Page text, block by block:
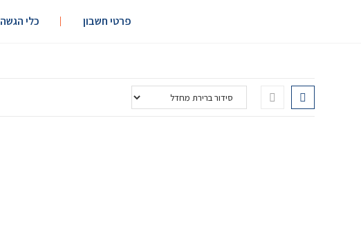
פרטי חשבון כלי הגשה